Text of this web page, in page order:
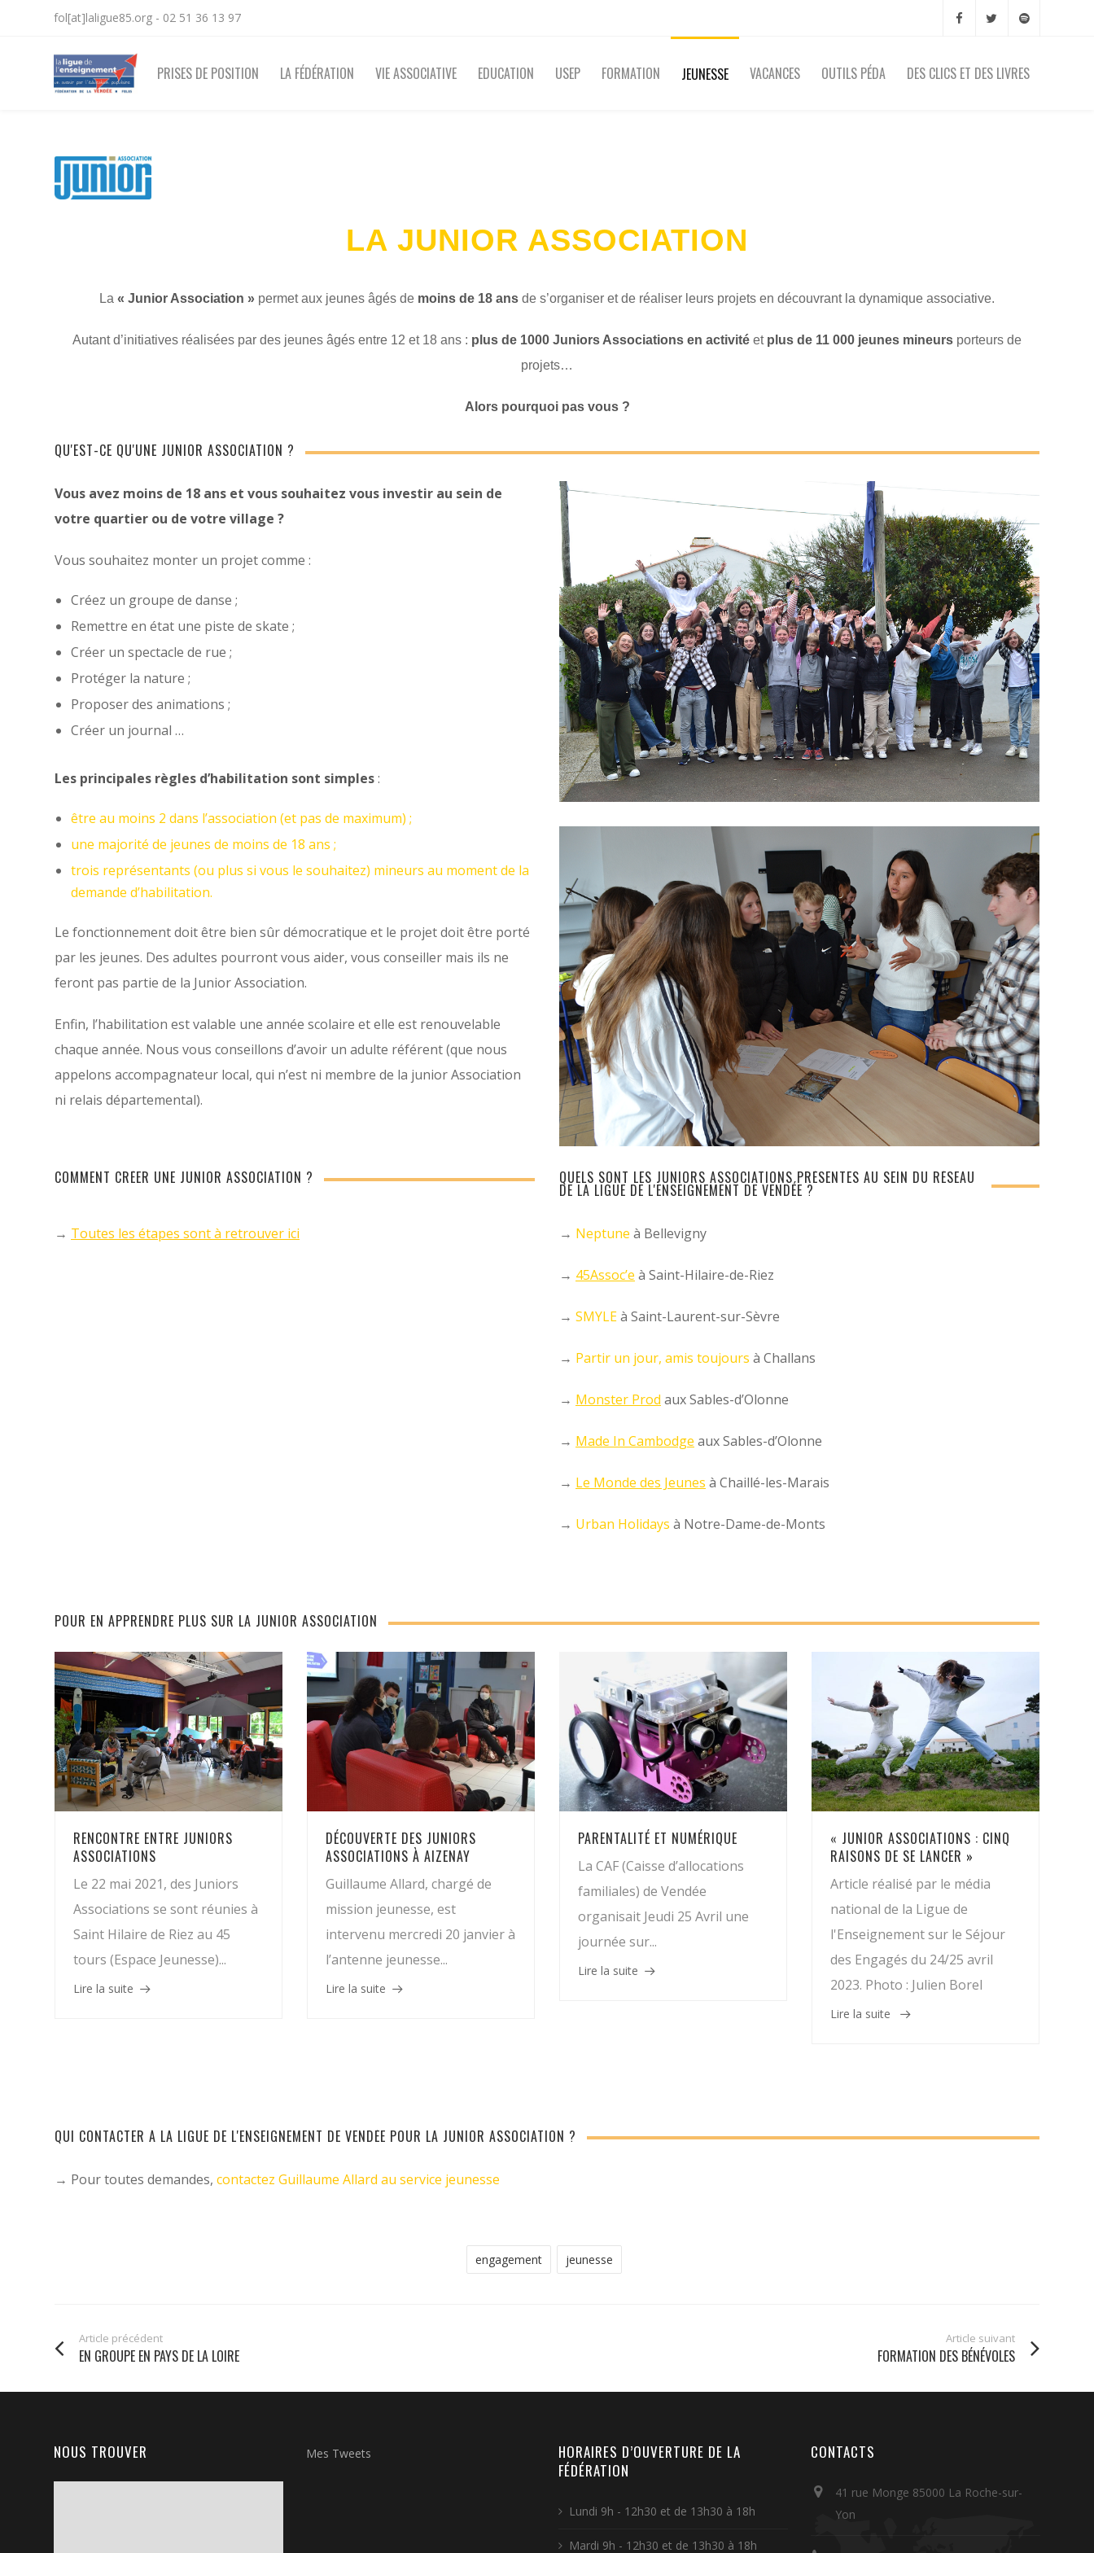
fol[at]laligue85.org - 02 51 36 13 97
PRISES DE POSITION LA FÉDÉRATION VIE ASSOCIATIVE EDUCATION USEP FORMATION JEUNESSE VACANCES OUTILS PÉDA DES CLICS ET DES LIVRES
LA JUNIOR ASSOCIATION
La « Junior Association » permet aux jeunes âgés de moins de 18 ans de s’organiser et de réaliser leurs projets en découvrant la dynamique associative.
Autant d’initiatives réalisées par des jeunes âgés entre 12 et 18 ans : plus de 1000 Juniors Associations en activité et plus de 11 000 jeunes mineurs porteurs de
projets…
Alors pourquoi pas vous ?
QU'EST-CE QU'UNE JUNIOR ASSOCIATION ?
Vous avez moins de 18 ans et vous souhaitez vous investir au sein de
votre quartier ou de votre village ?
Vous souhaitez monter un projet comme :
Créez un groupe de danse ;
Remettre en état une piste de skate ;
Créer un spectacle de rue ;
Protéger la nature ;
Proposer des animations ;
Créer un journal …
Les principales règles d’habilitation sont simples:
être au moins 2 dans l’association (et pas de maximum) ;
une majorité de jeunes de moins de 18 ans ;
trois représentants (ou plus si vous le souhaitez) mineurs au moment de la
demande d’habilitation.
Le fonctionnement doit être bien sûr démocratique et le projet doit être porté
par les jeunes. Des adultes pourront vous aider, vous conseiller mais ils ne
feront pas partie de la Junior Association.
Enfin, l’habilitation est valable une année scolaire et elle est renouvelable
chaque année. Nous vous conseillons d’avoir un adulte référent (que nous
appelons accompagnateur local, qui n’est ni membre de la junior Association
ni relais départemental).
COMMENT CRÉER UNE JUNIOR ASSOCIATION ? QUELS SONT LES JUNIORS ASSOCIATIONS PRÉSENTES AU SEIN DU RÉSEAU
DE LA LIGUE DE L'ENSEIGNEMENT DE VENDÉE ?
→ Toutes les étapes sont à retrouver ici → Neptune à Bellevigny
→ 45Assoc’e à Saint-Hilaire-de-Riez
→ SMYLEà Saint-Laurent-sur-Sèvre
→ Partir un jour, amis toujours à Challans
→ Monster Prod aux Sables-d’Olonne
→ Made In Cambodge aux Sables-d’Olonne
→ Le Monde des Jeunes à Chaillé-les-Marais
→ Urban Holidays à Notre-Dame-de-Monts
POUR EN APPRENDRE PLUS SUR LA JUNIOR ASSOCIATION
RENCONTRE ENTRE JUNIORS
ASSOCIATIONS
Le 22 mai 2021, des Juniors
Associations se sont réunies à
Saint Hilaire de Riez au 45
tours (Espace Jeunesse)...
Lire la suite
DÉCOUVERTE DES JUNIORS
ASSOCIATIONS À AIZENAY
Guillaume Allard, chargé de
mission jeunesse, est
intervenu mercredi 20 janvier à
l’antenne jeunesse...
Lire la suite
PARENTALITÉ ET NUMÉRIQUE
La CAF (Caisse d’allocations
familiales) de Vendée
organisait Jeudi 25 Avril une
journée sur...
Lire la suite
« JUNIOR ASSOCIATIONS : CINQ
RAISONS DE SE LANCER »
Article réalisé par le média
national de la Ligue de
l'Enseignement sur le Séjour
des Engagés du 24/25 avril
2023. Photo : Julien Borel
Lire la suite
QUI CONTACTER À LA LIGUE DE L'ENSEIGNEMENT DE VENDÉE POUR LA JUNIOR ASSOCIATION ?
→ Pour toutes demandes, contactez Guillaume Allard au service jeunesse
engagement jeunesse
Article précédent
EN GROUPE EN PAYS DE LA LOIRE
Article suivant
FORMATION DES BÉNÉVOLES
NOUS TROUVER Mes Tweets
HORAIRES D’OUVERTURE DE LA
FÉDÉRATION
Lundi 9h - 12h30 et de 13h30 à 18h
Mardi 9h - 12h30 et de 13h30 à 18h
CONTACTS
41 rue Monge 85000 La Roche-sur-
Yon